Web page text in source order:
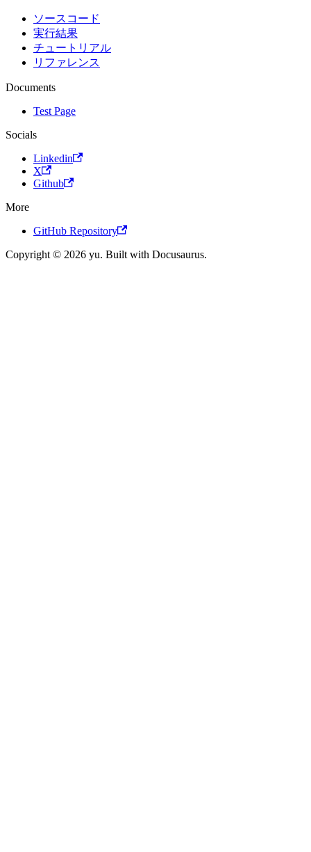
ソースコード
実行結果
チュートリアル
リファレンス
Documents
Test Page
Socials
Linkedin
X
Github
More
GitHub Repository
Copyright © 2026 yu. Built with Docusaurus.